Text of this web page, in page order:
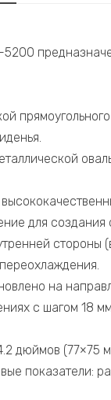
для создания
стороны
на
с шагом 18
дюймов (77×75
показатели: